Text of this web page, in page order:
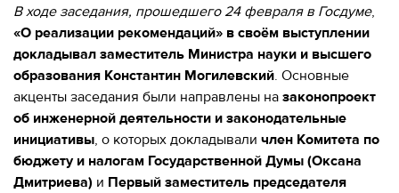
9:00 - 17:00 Fri.
280-
17-
17
+7
(495)
280-
45-
55
В ходе заседания, прошедшего 24 февраля в Госдуме,
«О реализации рекомендаций» в своём выступлении
докладывал заместитель Министра науки и высшего
образования Константин Могилевский. Основные
акценты заседания были направлены на законопроект
об инженерной деятельности и законодательные
инициативы, о которых докладывали член Комитета по
бюджету и налогам Государственной Думы (Оксана
Дмитриева) и Первый заместитель председателя